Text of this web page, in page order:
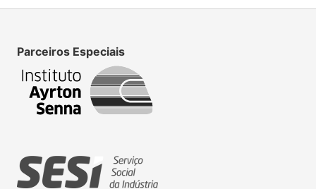
Parceiros Especiais